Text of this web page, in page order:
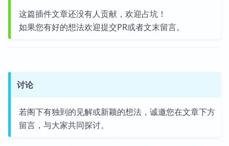
这篇插件文章还没有人贡献，欢迎占坑！
如果您有好的想法欢迎提交PR或者文末留言。
讨论
若阁下有独到的见解或新颖的想法，诚邀您在文章下方
留言，与大家共同探讨。